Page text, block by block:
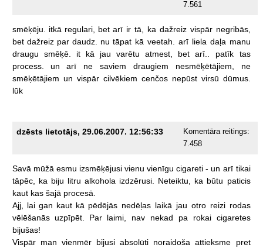
7.561
smēķēju. itkā regulari, bet arī ir tā, ka dažreiz vispār negribās,
bet dažreiz par daudz. nu tāpat kā veetah. arī liela daļa manu
draugu
smēķē. it kā jau varētu atmest, bet arī.. patīk
tas
process.
un arī ne saviem draugiem nesmēķētājiem,
ne
smēķētājiem un vispār cilvēkiem cenčos nepūst virsū dūmus.
lūk
dzēsts lietotājs, 29.06.2007. 12:56:33
Komentāra reitings:
7.458
Savā mūžā esmu izsmēķējusi vienu vienīgu cigareti - un arī tikai
tāpēc,
ka biju litru alkohola izdzērusi. Neteiktu, ka būtu paticis
kaut kas šajā procesā.
Ajj,
lai gan kaut kā pēdējās nedēļas laikā jau otro reizi rodas
vēlēšanās uzpīpēt. Par laimi, nav nekad pa rokai cigaretes
bijušas!
Vispār man vienmēr bijusi absolūti noraidoša attieksme
pret